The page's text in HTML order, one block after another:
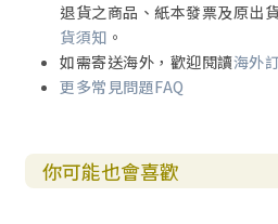
退貨之商品、紙本發票及原出
貨須知 。
如需寄送海外，歡迎閱讀海外
更多常見問題FAQ
你可能也會喜歡